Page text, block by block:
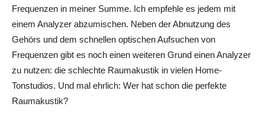
Frequenzen in meiner Summe. Ich empfehle es jedem mit
einem Analyzer abzumischen. Neben der Abnutzung des
Gehörs und dem schnellen optischen Aufsuchen von
Frequenzen gibt es noch einen weiteren Grund einen Analyzer
zu nutzen: die schlechte Raumakustik in vielen Home-
Tonstudios. Und mal ehrlich: Wer hat schon die perfekte
Raumakustik?